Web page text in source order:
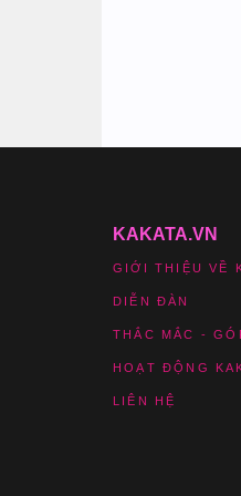
KAKATA.VN
GIỚI THIỆU VỀ
DIỄN ĐÀN
THẮC MẮC -
HOẠT ĐỘNG
LIÊN HỆ